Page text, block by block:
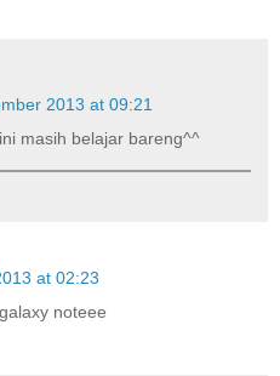
2013 at 09:21
masih belajar bareng^^
at 02:23
noteee